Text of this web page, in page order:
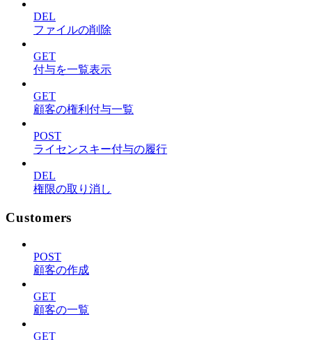
DEL
ファイルの削除
GET
付与を一覧表示
GET
顧客の権利付与一覧
POST
ライセンスキー付与の履行
DEL
権限の取り消し
Customers
POST
顧客の作成
GET
顧客の一覧
GET